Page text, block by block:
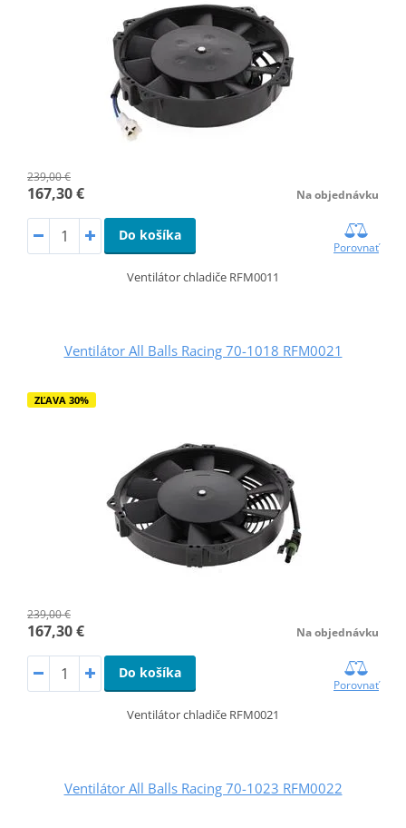
239,00 €
167,30 € Na objednávku
Do košíka
Porovnať
Ventilátor chladiče RFM0011
Ventilátor All Balls Racing 70-1018 RFM0021
ZĽAVA 30%
239,00 €
167,30 € Na objednávku
Do košíka
Porovnať
Ventilátor chladiče RFM0021
Ventilátor All Balls Racing 70-1023 RFM0022